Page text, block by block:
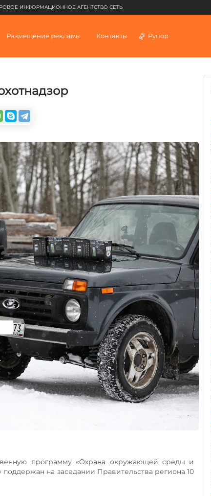
ИНФОРМАЦИОННОЕ АГЕНТСТВО СЕТЬ
Размещение рекламы Контакты Рупор
программу «Охрана окружающей среды и
на заседании Правительства региона 10